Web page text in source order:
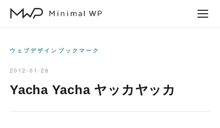
ウェブデザインブックマーク
2012-01-26
Yacha Yacha ヤッカヤッカ